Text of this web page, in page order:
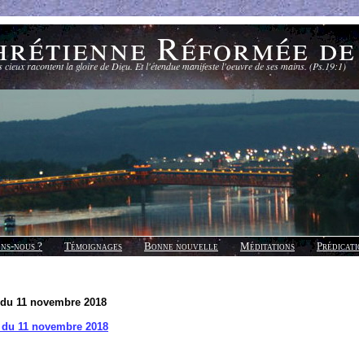
Réformée
cieux racontent la gloire de Dieu. Et l'étendue manifeste l'oeuvre de ses mains. (Ps.19:1)
nous ? Témoignages Bonne nouvelle Méditations
11 novembre 2018
11 novembre 2018